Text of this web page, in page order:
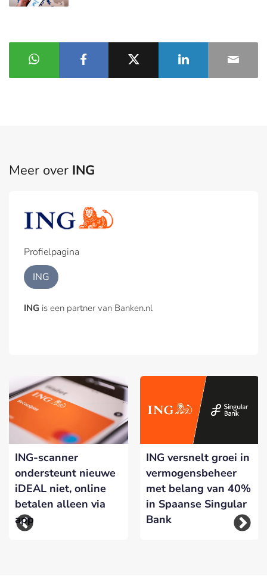
Meer over ING
Profielpagina
ING
ING is een partner van Banken.nl
ING-scanner
ondersteunt nieuwe
iDEAL niet, online
betalen alleen via
app
ING versnelt groei in
vermogensbeheer
met belang van 40%
in Spaanse Singular
Bank